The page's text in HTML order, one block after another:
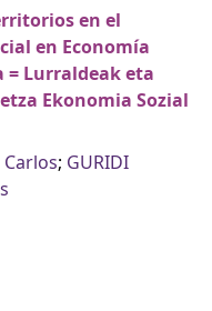
en el
en Economía
= Lurraldeak eta
Ekonomia Sozial
Carlos; GURIDI